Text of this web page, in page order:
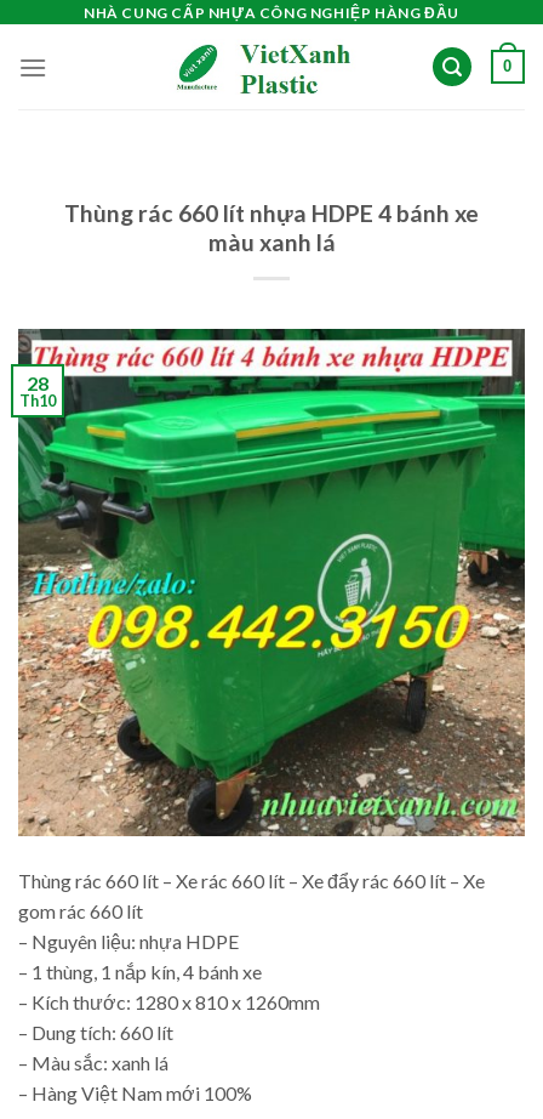
content
NHÀ CUNG CẤP NHỰA CÔNG NGHIỆP HÀNG ĐẦU
0
Thùng rác 660 lít nhựa HDPE 4 bánh xe
màu xanh lá
28
Th10
Thùng rác 660 lít – Xe rác 660 lít – Xe đẩy rác 660 lít – Xe
gom rác 660 lít
– Nguyên liệu: nhựa HDPE
– 1 thùng, 1 nắp kín, 4 bánh xe
– Kích thước: 1280 x 810 x 1260mm
– Dung tích: 660 lít
– Màu sắc: xanh lá
– Hàng Việt Nam mới 100%